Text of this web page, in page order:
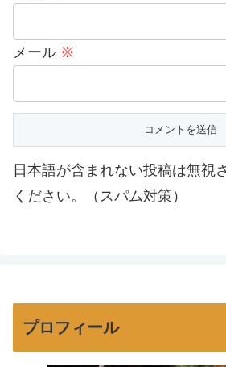
メール ※
日本語が含まれない投稿は無視
ください。（スパム対策）
プロフィール